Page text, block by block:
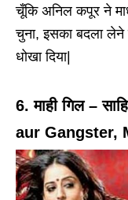
चूँकि अनिल कपूर ने
चुना, इसका बदला लेने
धोखा दिया|
6. माही गिल –
aur Gangster,